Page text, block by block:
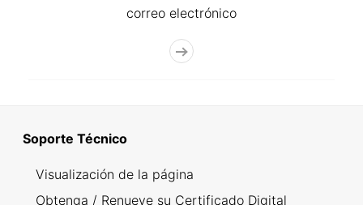
correo electrónico
Soporte Técnico
Visualización de la página
Obtenga / Renueve su Certificado Digital